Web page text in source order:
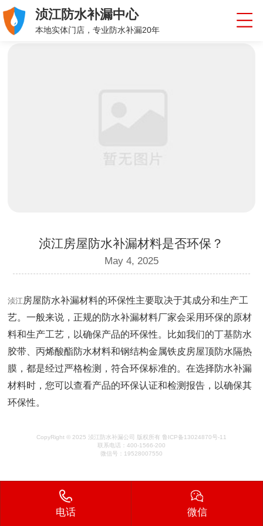
浈江防水补漏中心
本地实体门店，专业防水补漏20年
浈江房屋防水补漏材料是否环保？
May 4, 2025
浈江房屋防水补漏材料的环保性主要取决于其成分和生产工
艺。一般来说，正规的防水补漏材料厂家会采用环保的原材
料和生产工艺，以确保产品的环保性。比如我们的丁基防水
胶带、丙烯酸酯防水材料和钢结构金属铁皮房屋顶防水隔热
膜，都是经过严格检测，符合环保标准的。在选择防水补漏
材料时，您可以查看产品的环保认证和检测报告，以确保其
环保性。
CopyRight © 2025 浈江防水补漏公司 版权所有 鲁ICP备13024870号-11
联系电话：400-1566-200
微信号：19528007550
电话 微信